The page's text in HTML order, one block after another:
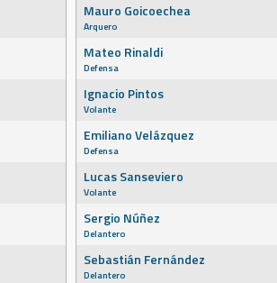
Mauro Goicoechea
Arquero
Mateo Rinaldi
Defensa
Ignacio Pintos
Volante
Emiliano Velázquez
Defensa
Lucas Sanseviero
Volante
Sergio Núñez
Delantero
Sebastián Fernández
Delantero